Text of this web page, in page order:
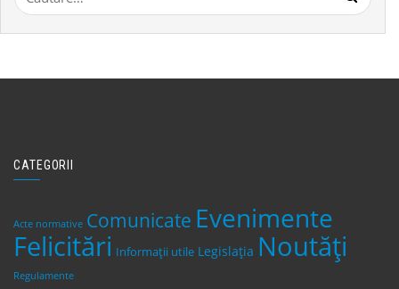
după:
CATEGORII
Acte normative Comunicate Evenimente
Felicitări Informații utile Legislaţia Noutăți
Regulamente